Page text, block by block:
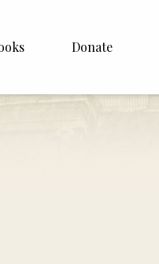
Donate